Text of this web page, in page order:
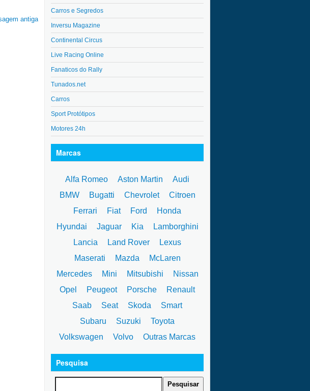
antiga
Carros e Segredos
Inversu Magazine
Continental Circus
Live Racing Online
Fanaticos do Rally
Tunados.net
Carros
Sport Protótipos
Motores 24h
Marcas
Alfa Romeo Aston Martin
Audi
BMW
Bugatti Chevrolet
Citroen
Ferrari
Fiat Ford
Honda
Hyundai
Jaguar Kia
Lamborghini
Lancia
Land Rover
Lexus
Maserati
Mazda
McLaren
Mercedes
Mini Mitsubishi
Nissan
Opel
Peugeot Porsche
Renault
Saab
Seat Skoda
Smart
Subaru
Suzuki
Toyota
Volkswagen
Volvo Outras Marcas
Pesquisa